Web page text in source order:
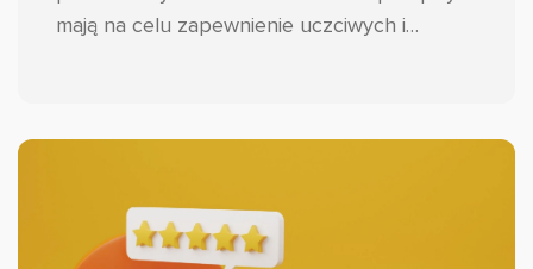
mają na celu zapewnienie uczciwych i
commerce.